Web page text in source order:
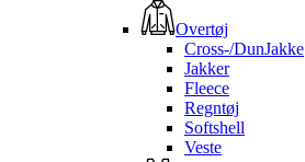
Overtøj
Cross-/DunJakke
Jakker
Fleece
Regntøj
Softshell
Veste